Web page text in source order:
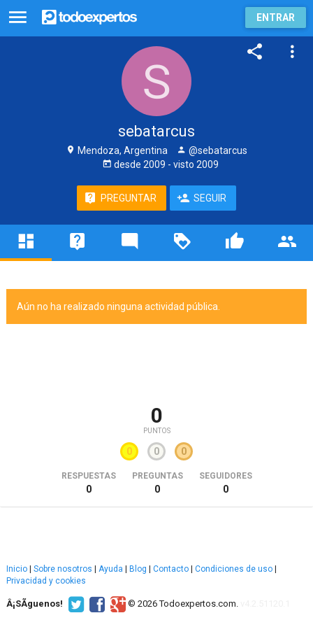
ENTRAR
sebatarcus
Mendoza, Argentina
@sebatarcus
desde 2009 - visto 2009
PREGUNTAR SEGUIR
Aún no ha realizado ninguna actividad pública.
0
PUNTOS
0 0 0
RESPUESTAS
0
PREGUNTAS
0
SEGUIDORES
0
Inicio Sobre nosotros Ayuda Blog Contacto Condiciones de uso
Privacidad y cookies
Â¡SÃ­guenos! © 2026 Todoexpertos.com.